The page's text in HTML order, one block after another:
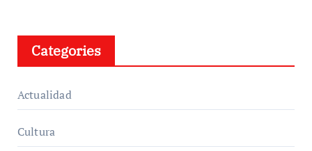
Categories
Actualidad
Cultura